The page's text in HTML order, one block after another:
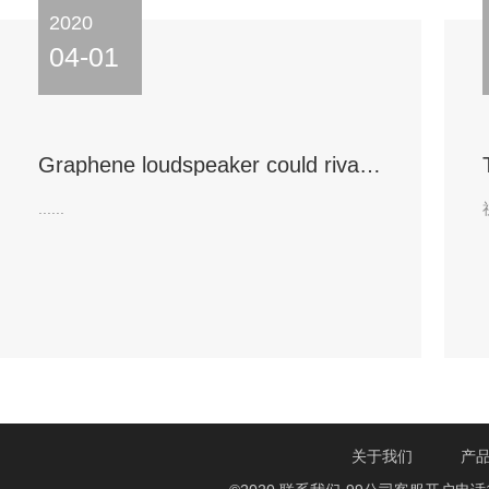
2020
04-01
Graphene loudspeaker could rival commercial speakers and earphones
关于我们
产